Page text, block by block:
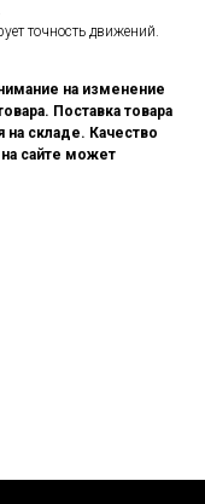
точность движений.
на изменение
Поставка товара
на складе. Качество
сайте может